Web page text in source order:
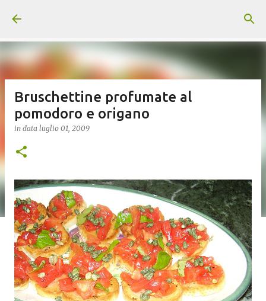
Bruschettine profumate al
pomodoro e origano
in data luglio 01, 2009